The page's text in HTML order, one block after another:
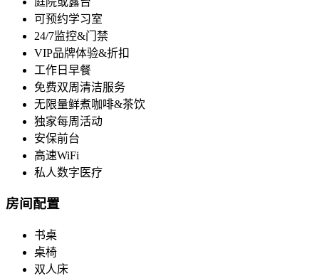
可预约学习室
24/7监控&门禁
VIP品牌体验&折扣
工作日早餐
免费双周清洁服务
无限量鲜煮咖啡&茶饮
独家每周活动
安保前台
高速WiFi
私人数字医疗
房间配置
书桌
桌椅
双人床